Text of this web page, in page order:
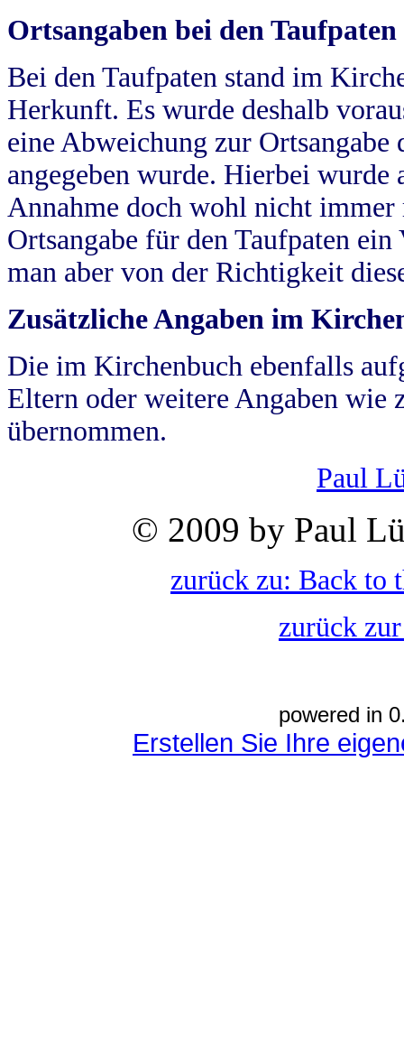
Ortsangaben bei den Taufpaten
Bei den Taufpaten stand im
Herkunft. Es wurde deshalb
eine Abweichung zur
angegeben wurde. Hierbei wurde
Annahme doch wohl nicht
Ortsangabe für den Taufpaten
man aber von der Richtigkeit
Zusätzliche Angaben im
Die im Kirchenbuch ebenfalls
Eltern oder weitere Angaben wie
übernommen.
Paul
© 2009 by Paul
zurück zu: Back to
zurück
powered in
Erstellen Sie Ihre